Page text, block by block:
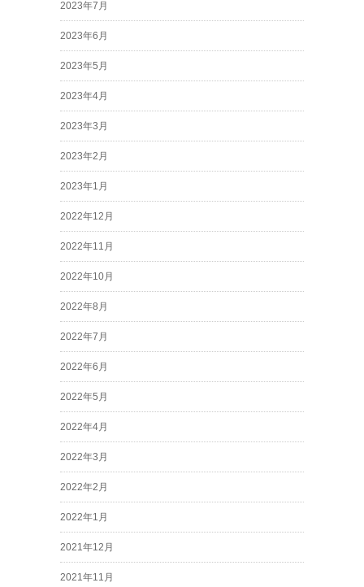
2023年7月
2023年6月
2023年5月
2023年4月
2023年3月
2023年2月
2023年1月
2022年12月
2022年11月
2022年10月
2022年8月
2022年7月
2022年6月
2022年5月
2022年4月
2022年3月
2022年2月
2022年1月
2021年12月
2021年11月